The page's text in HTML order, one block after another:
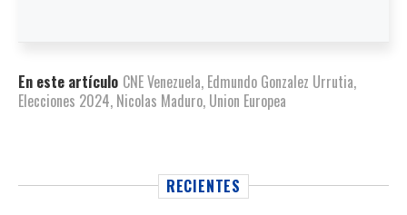
En este artículo CNE Venezuela, Edmundo Gonzalez Urrutia,
Elecciones 2024, Nicolas Maduro, Union Europea
RECIENTES